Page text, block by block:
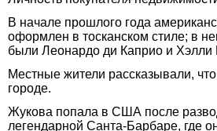
В начале прошлого года
оформлен в тосканском стиле; в
были Леонардо ди Каприо и Хэлли
Местные жители рассказывали,
городе.
Жукова попала в США после
легендарной Санта-Барбаре, где